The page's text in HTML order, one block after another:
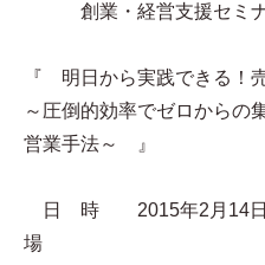
創業・経営支援セミナ
『 明日から実践できる！
～圧倒的効率でゼロからの
営業手法～ 』
日 時 2015年2月14日(
場